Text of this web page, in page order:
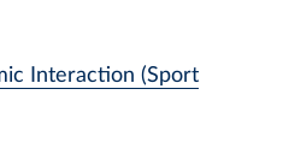
Interaction (Sport